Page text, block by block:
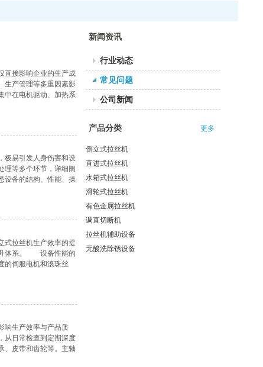
新闻资讯
行业动态
常见问题
公司新闻
产品分类 更多
倒立式拉丝机
直进式拉丝机
水箱式拉丝机
滑轮式拉丝机
有色金属拉丝机
调直切断机
拉丝机辅助设备
无酸洗除锈设备
直接影响企业的生产成
生产管理等多重因素影
在电机驱动、加热系
60% -
极易引发人身伤害和设
理等多个环节，详细阐
备的结构、性能、操
和冷却
拉丝机生产效率的提
升体系。 设备性能的
的伺服电机和滚珠丝
和导轮，
响生产效率与产品质
从日常检查到定期深度
皮带和齿轮等。主轴
等现象，